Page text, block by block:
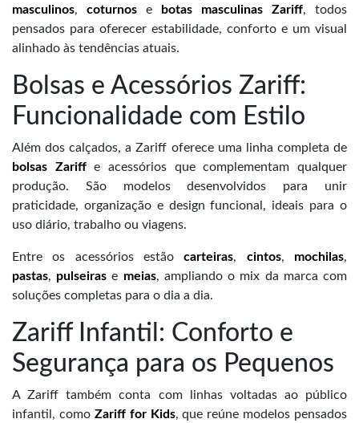
masculinos, coturnos e botas masculinas Zariff, todos
pensados para oferecer estabilidade, conforto e um visual
alinhado às tendências atuais.
Bolsas e Acessórios Zariff:
Funcionalidade com Estilo
Além dos calçados, a Zariff oferece uma linha completa de
bolsas Zariffe acessórios que complementam qualquer
produção. São modelos desenvolvidos para unir
praticidade, organização e design funcional, ideais para o
uso diário, trabalho ou viagens.
Entre os acessórios estãocarteiras, cintos, mochilas,
pastas, pulseiras e meias, ampliando o mix da marca com
soluções completas para o dia a dia.
Zariff Infantil: Conforto e
Segurança para os Pequenos
A Zariff também conta com linhas voltadas ao público
infantil, como Zariff for Kids, que reúne modelos pensados